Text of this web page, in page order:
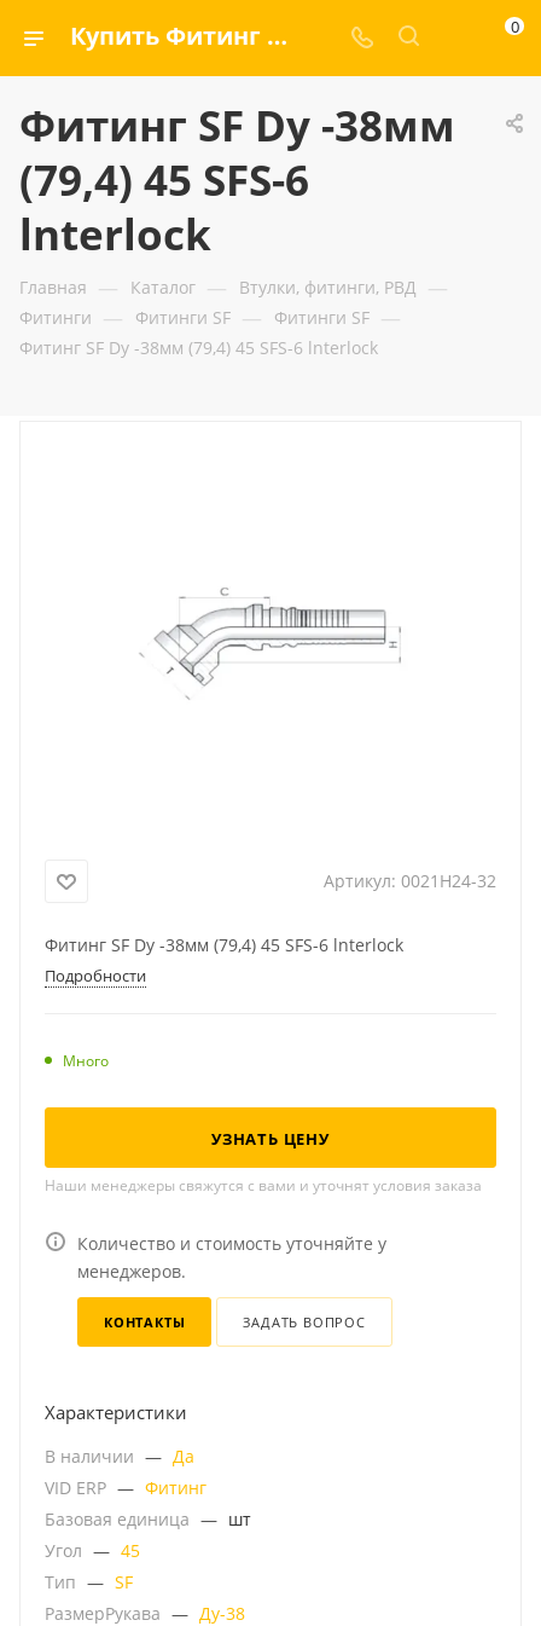
Купить Фитинг SF Dу -38мм (79,4) 45 SFS-6 lnterlock — ООО «ГИДРАМАКС» 0
Фитинг SF Dу -38мм
(79,4) 45 SFS-6
lnterlock
Главная — Каталог — Втулки, фитинги, РВД —
Фитинги — Фитинги SF — Фитинги SF —
Фитинг SF Dу -38мм (79,4) 45 SFS-6 lnterlock
Артикул: 0021H24-32
Фитинг SF Dу -38мм (79,4) 45 SFS-6 lnterlock
Подробности
Много
УЗНАТЬ ЦЕНУ
Наши менеджеры свяжутся с вами и уточнят условия заказа
Количество и стоимость уточняйте у
менеджеров.
КОНТАКТЫ ЗАДАТЬ ВОПРОС
Характеристики
В наличии — Да
VID ERP — Фитинг
Базовая единица — шт
Угол — 45
Тип — SF
РазмерРукава — Ду-38